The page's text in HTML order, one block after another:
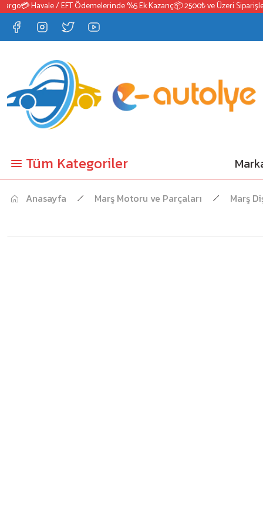
💳 Havale / EFT Ödemelerinde %5 Ek Kazanç📦 2500₺ ve Üzeri
Tüm Kategoriler
Anasayfa Marş Motoru ve Parçaları Marş